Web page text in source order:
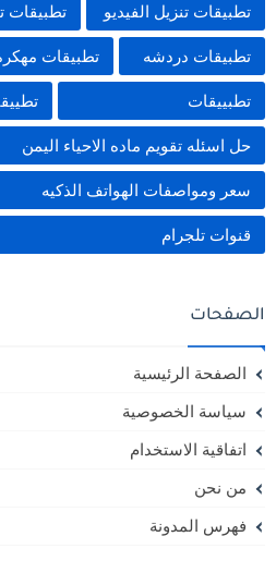
تطبيقات تنزيل الفيديو تطبيقات
تطبيقات دردشه تطبيقات
تطبييقات
حل اسئله تقويم ماده الاحياء اليمن
سعر ومواصفات الهواتف الذكيه
قنوات تلجرام
الصفحات
الصفحة الرئيسية
سياسة الخصوصية
اتفاقية الاستخدام
من نحن
فهرس المدونة